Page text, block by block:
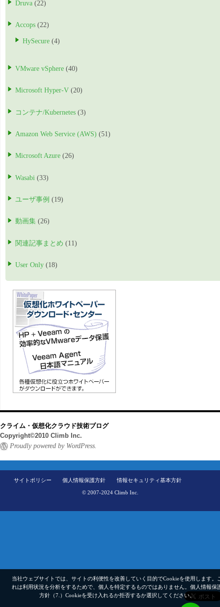
Druva (22)
Accops (22)
HySecure (4)
VMware vSphere (40)
Microsoft Hyper-V (20)
コンテナ/Kubernetes (3)
Amazon Web Service (AWS) (51)
Microsoft Azure (26)
Wasabi (33)
ユーザ事例 (19)
動画集 (26)
関連記事まとめ (11)
User Only (18)
クライム・仮想化クラウド技術ブログ
Copyright©2010 Climb Inc.
Proudly powered by WordPress.
サイトポリシー 個人情報保護方針 情報セキュリティ基本方針
© 2007-2024 Climb Inc.
当社ウェブサイトでは、サイトの利便性を改善していく目的でCookieを使用します。
れは利用状況を分析をするためで、個人を特定するものではありません。 個人情報保
方針（7.） Cookieを受け入れるか拒否するか選択してください。